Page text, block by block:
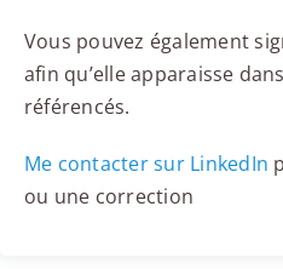
Vous pouvez également
afin qu’elle apparaisse
référencés.
Me contacter sur LinkedIn
ou une correction